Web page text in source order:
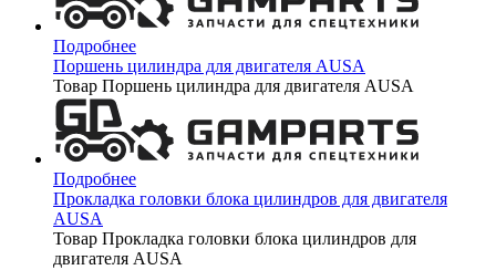
Подробнее
Поршень цилиндра для двигателя AUSA
Товар Поршень цилиндра для двигателя AUSA
Подробнее
Прокладка головки блока цилиндров для двигателя
AUSA
Товар Прокладка головки блока цилиндров для
двигателя AUSA